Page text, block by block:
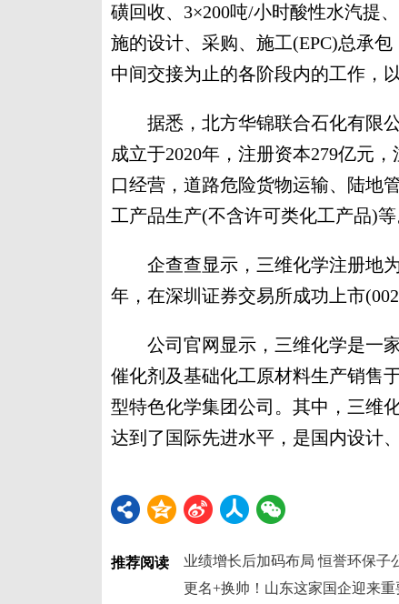
磺回收、3×200吨/小时酸性水汽提
施的设计、采购、施工(EPC)总承
中间交接为止的各阶段内的工作，
据悉，北方华锦联合石化有限公
成立于2020年，注册资本279亿元
口经营，道路危险货物运输、陆地
工产品生产(不含许可类化工产品)等
企查查显示，三维化学注册地为
年，在深圳证券交易所成功上市
公司官网显示，三维化学是一家
催化剂及基础化工原材料生产销售
型特色化学集团公司。其中，三维
达到了国际先进水平，是国内设计
推荐阅读
更名+换帅！山东这家国企迎来重